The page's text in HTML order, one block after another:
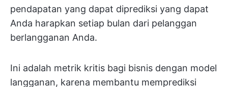
pendapatan yang dapat diprediksi yang dapat
Anda harapkan setiap bulan dari pelanggan
berlangganan Anda.
Ini adalah metrik kritis bagi bisnis dengan model
langganan, karena membantu memprediksi